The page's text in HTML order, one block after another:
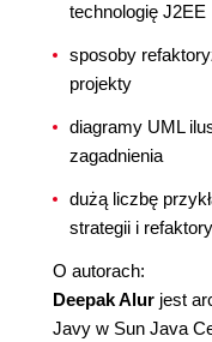
technologię J2EE
sposoby
projekty
diagramy UML
zagadnienia
dużą liczbę
strategii i
O autorach:
Deepak Alur jest
Javy w Sun Java